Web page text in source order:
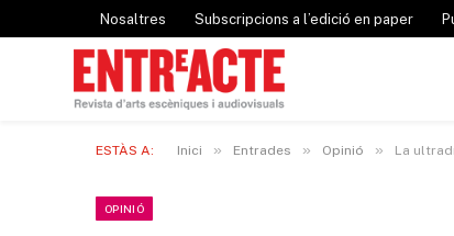
Nosaltres Subscripcions a l’edició en paper
ESTÀS A: Inici » Entrades » Opinió » La
OPINIÓ